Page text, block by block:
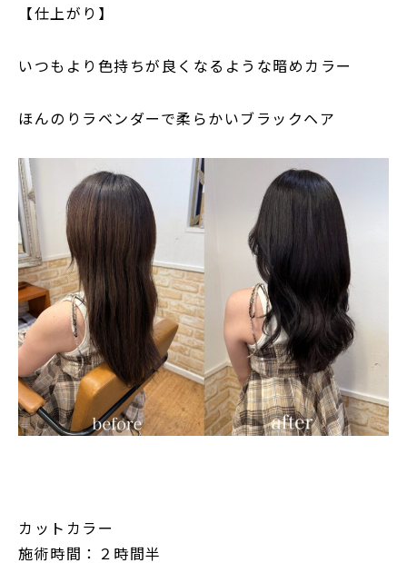
【仕上がり】
いつもより色持ちが良くなるような暗めカラー
ほんのりラベンダーで柔らかいブラックヘア
カットカラー
施術時間：２時間半